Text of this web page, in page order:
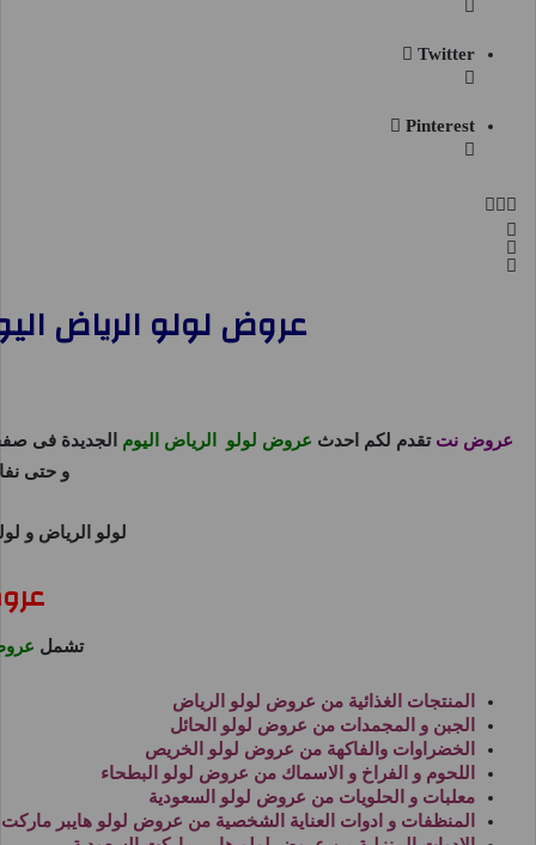
Twitter
Pinterest
عروض لولو الرياض اليوم 26 ابريل حتى 30 ابريل 2025
عروض نت تقدم لكم احدث عروض لولو الرياض اليوم
الجديدة فى
و حتى
لولو الرياض و
تشمل
المنتجات الغذائية من عروض لولو الرياض
الجبن و المجمدات من عروض لولو الحائل
الخضراوات والفاكهة من عروض لولو الخريص
اللحوم و الفراخ و الاسماك من عروض لولو البطحاء
معلبات و الحلويات من عروض لولو السعودية
المنظفات و ادوات العناية الشخصية من عروض لولو هايبر ماركت